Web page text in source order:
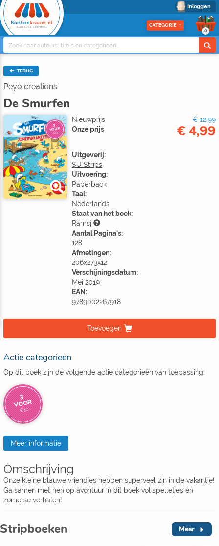
Inloggen
Boeken kraam.nl
Stapel op voordeel CATEGORIE
0
TERUG
Peyo creations
De Smurfen
3
VOOR
€10
Nieuwprijs
€ 12,99
Onze prijs
€ 4,99
Uitgeverij:
SU Strips
Uitvoering:
Paperback
Taal:
Nederlands
Staat van het boek:
Ramsj
Aantal Pagina's:
128
Afmetingen:
206x273x12
Verschijningsdatum:
Mei 2019
EAN:
9789002267918
Toevoegen
Actie categorieën
Op dit boek zijn de volgende actie categorieën van toepassing:
3
VOOR
€10
Meer informatie
Omschrijving
Onze kleine blauwe vriendjes hebben superveel zin in de vakantie!
Ga samen met hen op avontuur in dit boek vol spelletjes en
zomerse verhalen!
Stripboeken Meer